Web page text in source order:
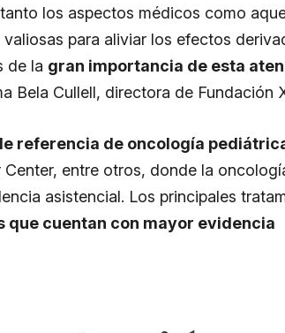
los aspectos médicos como
para aliviar los efectos
de la gran importancia de esta
Bela Cullell, directora de Fundación
referencia de oncología
entre otros, donde la
asistencial. Los principales
cuentan con mayor evidencia